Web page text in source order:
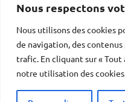
Nous respectons
Nous utilisons des cookies
de navigation, des
trafic. En cliquant sur «
notre utilisation des
Fédération des Centres